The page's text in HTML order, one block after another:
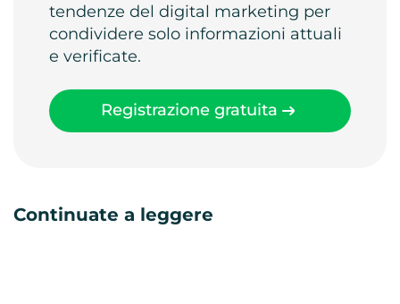
tendenze del digital marketing per
condividere solo informazioni attuali
e verificate.
Registrazione gratuita
Continuate a leggere